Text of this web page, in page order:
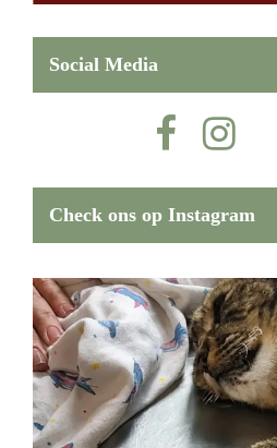
Social Media
Check ons op Instagram